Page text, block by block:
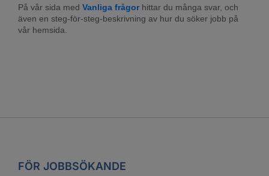
På vår sida med Vanliga frågor hittar du många svar, och
även en steg-för-steg-beskrivning av hur du söker jobb på
vår hemsida.
FÖR JOBBSÖKANDE